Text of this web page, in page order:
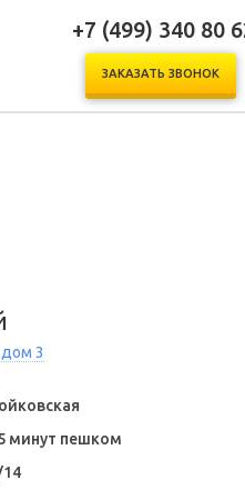
+7 (499) 340 80
ЗАКАЗАТЬ ЗВОНОК
дом 3
минут пешком